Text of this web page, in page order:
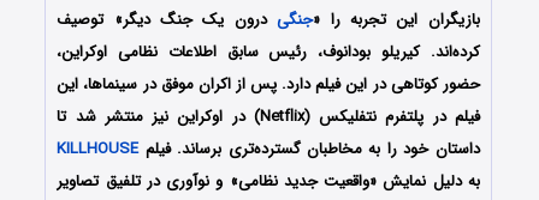
بازیگران این تجربه را «جنگیدرون یک جنگ دیگر» توصیف
کرده‌اند. کیریلو بودانوف، رئیس سابق اطلاعات نظامی اوکراین،
حضور کوتاهی در این فیلم دارد. پس از اکران موفق در سینماها، این
فیلم در پلتفرم نتفلیکس (Netflix) در اوکراین نیز منتشر شد تا
داستان خود را به مخاطبان گسترده‌تری برساند. فیلمKILLHOUSE
به دلیل نمایش «واقعیت جدید نظامی» و نوآوری در تلفیق تصاویر